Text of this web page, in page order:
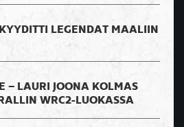
LEGENDAT MAALIIN
– LAURI JOONA KOLMAS
WRC2-LUOKASSA